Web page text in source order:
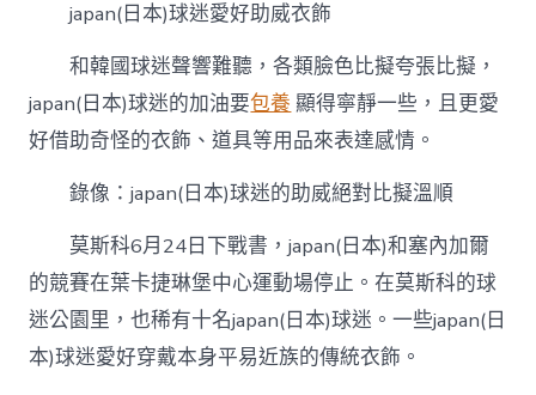
japan(日本)球迷愛好助威衣飾
和韓國球迷聲響難聽，各類臉色比擬夸張比擬，
japan(日本)球迷的加油要包養 顯得寧靜一些，且更愛
好借助奇怪的衣飾、道具等用品來表達感情。
錄像：japan(日本)球迷的助威絕對比擬溫順
莫斯科6月24日下戰書，japan(日本)和塞內加爾
的競賽在葉卡捷琳堡中心運動場停止。在莫斯科的球
迷公園里，也稀有十名japan(日本)球迷。一些japan(日
本)球迷愛好穿戴本身平易近族的傳統衣飾。